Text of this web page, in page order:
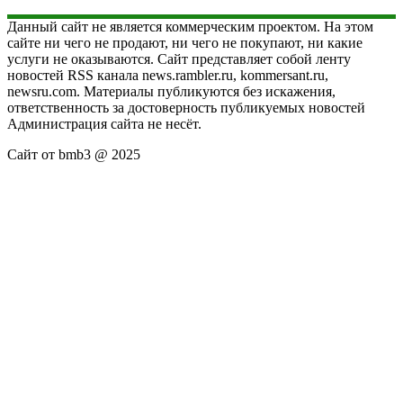
Данный сайт не является коммерческим проектом. На этом
сайте ни чего не продают, ни чего не покупают, ни какие
услуги не оказываются. Сайт представляет собой ленту
новостей RSS канала news.rambler.ru, kommersant.ru,
newsru.com. Материалы публикуются без искажения,
ответственность за достоверность публикуемых новостей
Администрация сайта не несёт.
Сайт от bmb3 @ 2025